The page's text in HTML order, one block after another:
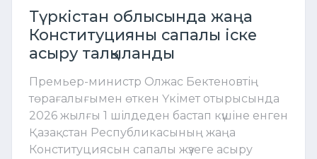
Түркістан облысында жаңа
Конституцияны сапалы іске
асыру талқыланды
Премьер-министр Олжас Бектеновтің
төрағалығымен өткен Үкімет отырысында
2026 жылғы 1 шілдеден бастап күшіне енген
Қазақстан Республикасының жаңа
Конституциясын сапалы жүзеге асыру